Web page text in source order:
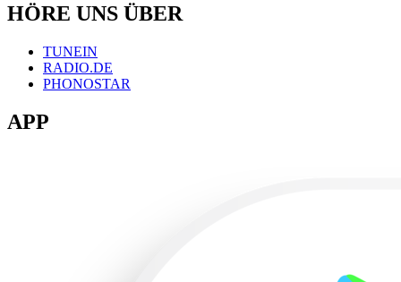
HÖRE UNS ÜBER
TUNEIN
RADIO.DE
PHONOSTAR
APP